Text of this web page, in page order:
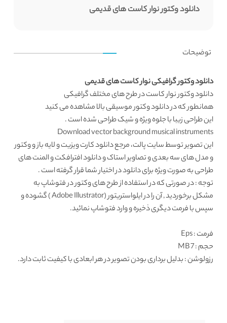
دانلود وکتور نوار کاست های قدیمی
توضیحات
دانلود وکتور گرافیکی نوار کاست های قدیمی
دانلود وکتورنوار کاست در طرح های مختلف گرافیکی
همانطور که دردانلود وکتور موسیقیبالا مشاهده می کنید
این طراحی زیبا با جلوه ویژه و شیک طراحی شده است .
Download vector background musical instruments
این تصویر توسطسایت پالت، مرجعدانلود کارت ویزیتو لایه باز و وکتور
و مدل های سه بعدی و تصاویر استاک و دانلود افترافکت و المنت های
طراحی به صورت ویژه برای دانلود در اختیار شما قرار گرفته است .
توجه : در صورتی که در استفاده از طرح های وکتور در فتوشاپ به
مشکل برخوردید , آن را در ایلواستریتور (Adobe Illustrator ) گشوده و
سپس با فرمت دیگری ذخیره و وارد فتوشاپ نمائید.
فرمت: Eps
حجم : 7 MB
رزولوشن: بدلیل برداری بودن تصویر در هر ابعادی با کیفیت ثابت دارد.